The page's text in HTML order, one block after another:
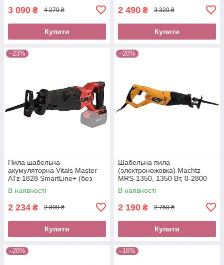
3 090 ₴ 4 270 ₴
Купити
2 490 ₴ 3 320 ₴
Купити
–23%
Пила шабельна
акумуляторна Vitals Master
ATz 1828 SmartLine+ (без
АКБ та ЗП)
В наявності
2 234 ₴ 2 899 ₴
Купити
–20%
Шабельна пила
(электроножовка) Machtz
MRS-1350, 1350 Вт, 0-2800
хід/хв, регулювання обертів
В наявності
2 190 ₴ 2 750 ₴
Купити
–20% –16%